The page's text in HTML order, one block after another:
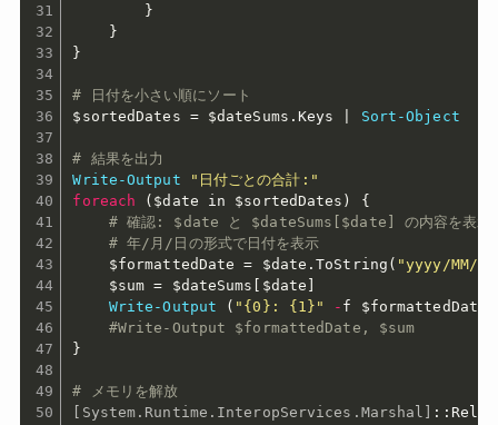
}
}
}
# 日付を小さい順にソート
$sortedDates = $dateSums . Keys Sort-Object
# 結果を出力
Write-Output
"日付ごとの合計:"
foreach
( $date in $sortedDates )
{
# 確認: $date と $dateSums[$date] の内容を表示
# 年/月/日の形式で日付を表示
$formattedDate = $date .ToString ( "yyyy/MM/
$sum = $dateSums [ $date ]
Write-Output
( "{0}: {1}" - f $formattedDate
#Write-Output $formattedDate, $sum
}
# メモリを解放
[System.Runtime.InteropServices.Marshal]